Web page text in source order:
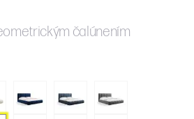
čalúnením